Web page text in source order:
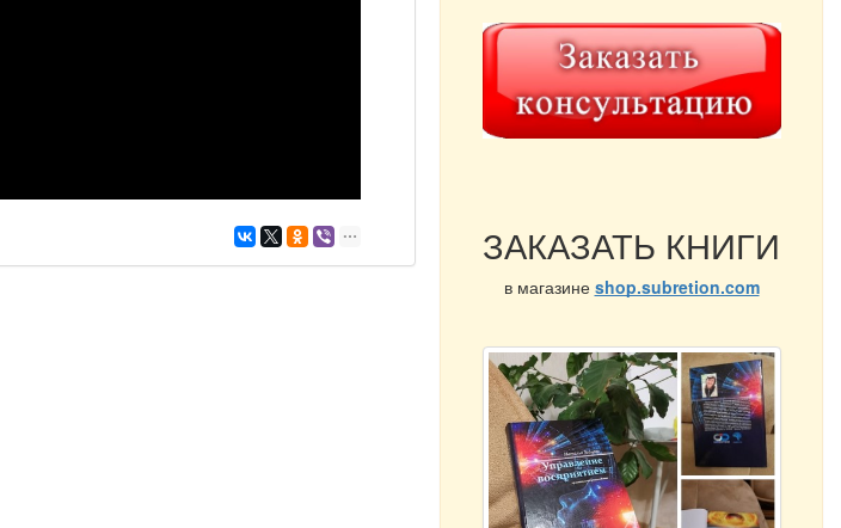
ЗАКАЗАТЬ КНИГИ
в магазине shop.subretion.com